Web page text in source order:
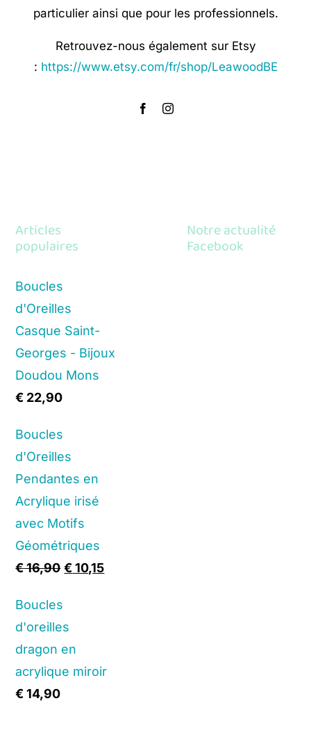
particulier ainsi que pour les professionnels.
Retrouvez-nous également sur Etsy
: https://www.etsy.com/fr/shop/LeawoodBE
Articles
populaires
Boucles
d'Oreilles
Casque Saint-
Georges - Bijoux
Doudou Mons
€ 22,90
Boucles
d'Oreilles
Pendantes en
Acrylique irisé
avec Motifs
Géométriques
€16,90 Original
€ 16,90.
€10,15Current
Boucles
d'oreilles
dragon en
acrylique miroir
€14,90
Notre actualité
Facebook